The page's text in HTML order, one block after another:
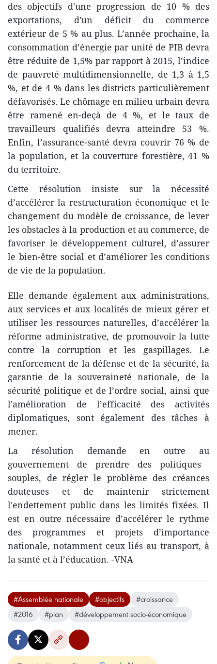
des objectifs d'une progression de 10 % des
exportations, d'un déficit du commerc​e
extérieur ​de 5 % au plus. L’année prochaine, la
consommation d’énergie par unité de PIB devra
être réduite de 1,5% par rapport à 2015, l’indice
de pauvreté multidimensionnelle, de 1,3 à 1,5
%, et de 4 % dans les districts particulièrement
défavorisés. Le chômage en milieu urbain devra
être ramené en-deçà de 4 %, et le taux de
travailleurs qualifiés devra atteindre 53 %.
Enfin, l’assurance-santé devra couvrir 76 % de
la population, et la couverture forestière, 41 %
du territoire.
Cette résolution insiste sur la nécessité
d’accélérer la restructuration économique et le
changement du modèle de croissance, de lever
les obstacles à la production et au commerce, de
favoriser le développement culturel, d’assurer
le bien-être social et d’améliorer les conditions
de vie de la population.
Elle demande également aux administrations,
aux services et aux localités de mieux gérer et
utiliser les ressources naturelles, d’accélérer la
réforme administrative, de promouvoir la lutte
contre la corruption et les gaspillages. Le
renforcement de la défense et de la sécurité, la
garant​ie de la souveraineté nationale, de la
sécurité politique et de l’ordre social, ainsi que
l'amélior​ation de l’efficacité des activités
diplomatiques, sont également des tâches à
mener.
La résolution demande en outre au
gouvernement de prendre des politiques ​
souples, de régler le problème des créances
douteuses et de maintenir strictement
l'endettement publi​c dans les limités fixées. Il
est en outre nécessaire d’accélérer le rythme
des programmes et projets d’importance
nationale, notamment ceux liés au transport, à
la santé et à l’éducation. -VNA
#Assemblée nationale #objectifs
#croissance
#2016
#plan #développement socio-économique